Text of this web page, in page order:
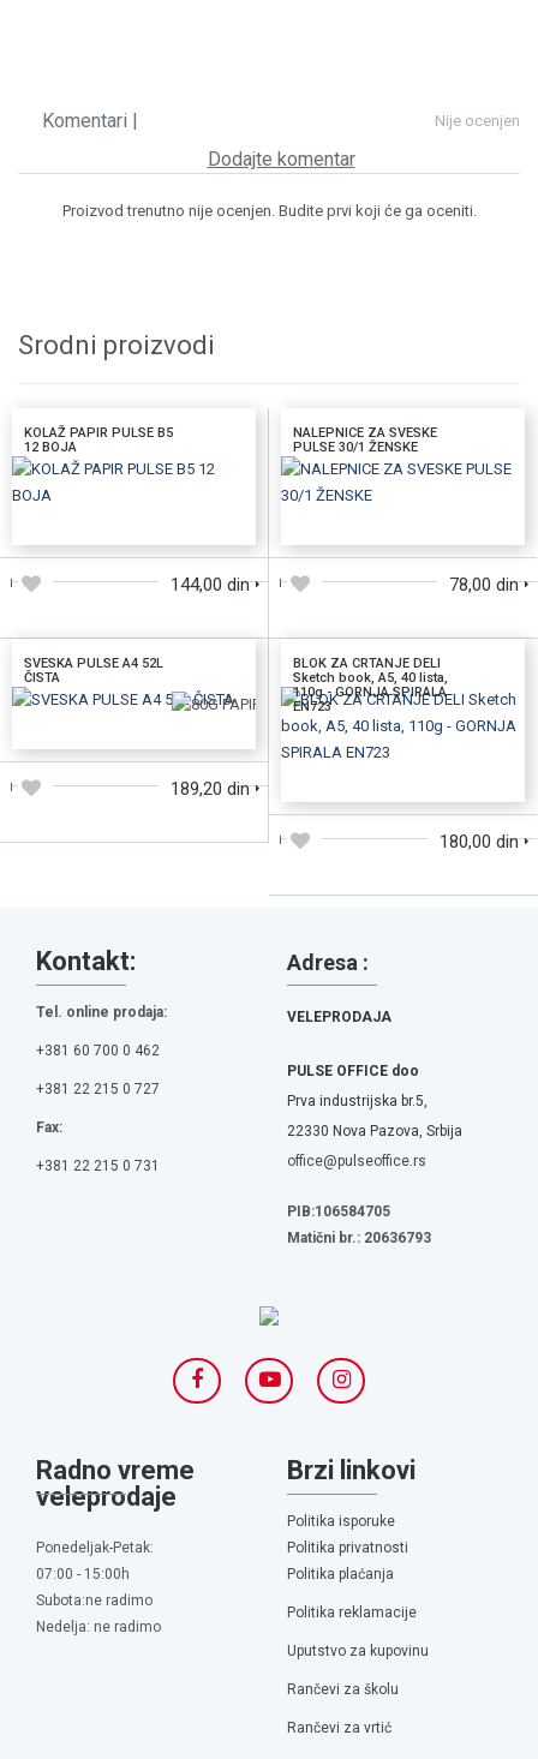
Nije ocenjen
Komentari |
Dodajte komentar
Proizvod trenutno nije ocenjen. Budite prvi koji će ga oceniti.
Srodni proizvodi
KOLAŽ PAPIR PULSE B5
12 BOJA
144,00 din
NALEPNICE ZA SVESKE
PULSE 30/1 ŽENSKE
78,00 din
SVESKA PULSE A4 52L
ČISTA
189,20 din
BLOK ZA CRTANJE DELI
Sketch book, A5, 40 lista,
110g - GORNJA SPIRALA
EN723
180,00 din
Kontakt:
Tel. online prodaja:
+381 60 700 0 462
+381 22 215 0 727
Fax:
+381 22 215 0 731
Adresa :
VELEPRODAJA
PULSE OFFICE doo
Prva industrijska br.5,
22330 Nova Pazova, Srbija
office@pulseoffice.rs
PIB:106584705
Matični br.: 20636793
Radno vreme
veleprodaje
Ponedeljak-Petak:
07:00 - 15:00h
Subota:ne radimo
Nedelja: ne radimo
Brzi linkovi
Politika isporuke
Politika privatnosti
Politika plaćanja
Politika reklamacije
Uputstvo za kupovinu
Rančevi za školu
Rančevi za vrtić